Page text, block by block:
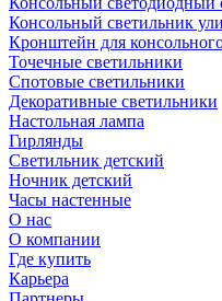
Консольный светильник
Кронштейн для
Точечные светильники
Спотовые светильники
Декоративные светильники
Настольная лампа
Гирлянды
Светильник детский
Ночник детский
Часы настенные
О нас
О компании
Где купить
Карьера